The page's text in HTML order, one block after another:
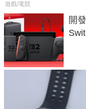
遊戲/電競
開